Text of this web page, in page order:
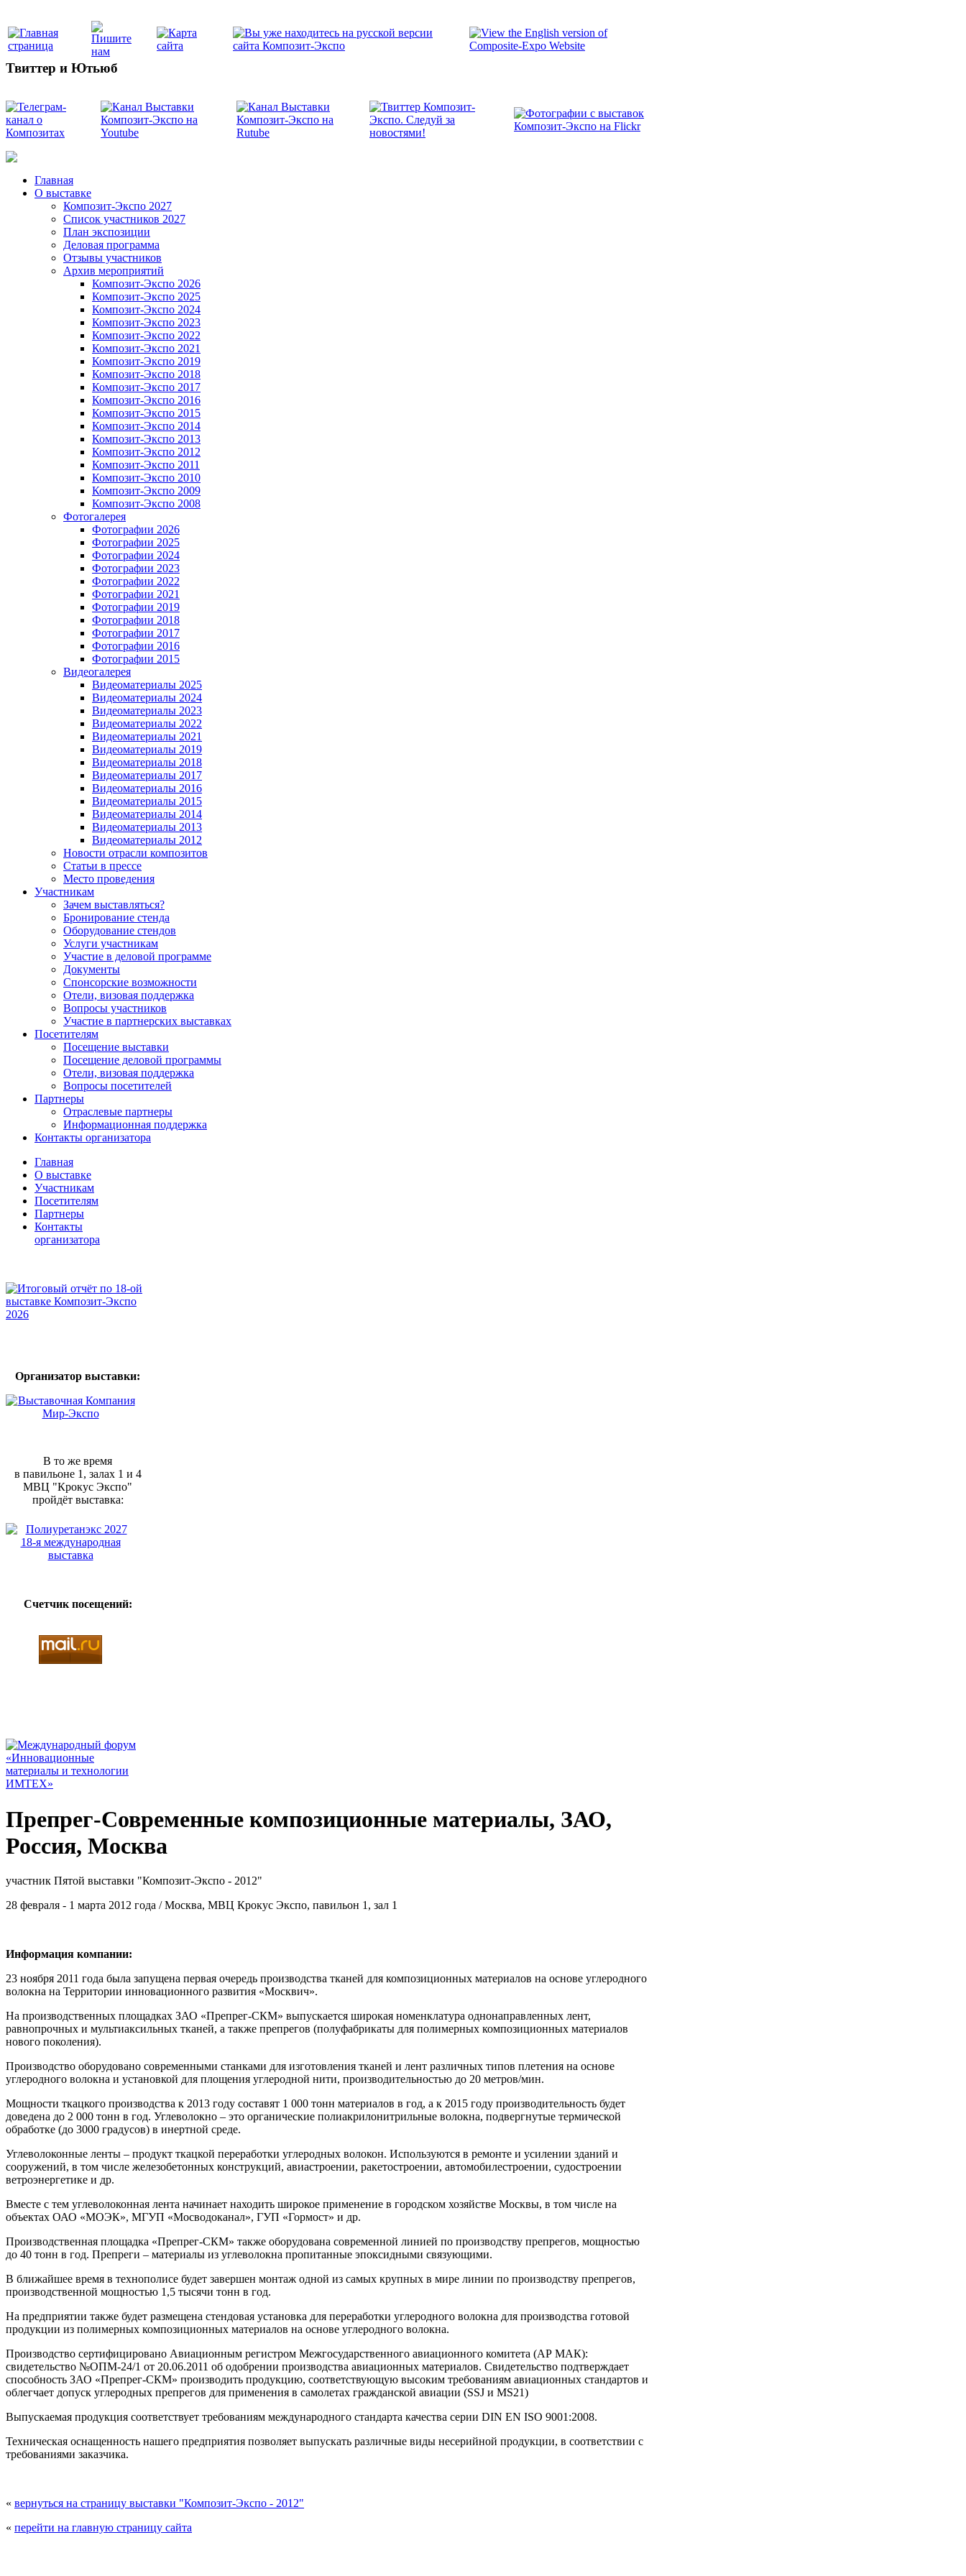
Твиттер и Ютьюб
Главная
О выставке
Композит-Экспо 2027
Список участников 2027
План экспозиции
Деловая программа
Отзывы участников
Архив мероприятий
Композит-Экспо 2026
Композит-Экспо 2025
Композит-Экспо 2024
Композит-Экспо 2023
Композит-Экспо 2022
Композит-Экспо 2021
Композит-Экспо 2019
Композит-Экспо 2018
Композит-Экспо 2017
Композит-Экспо 2016
Композит-Экспо 2015
Композит-Экспо 2014
Композит-Экспо 2013
Композит-Экспо 2012
Композит-Экспо 2011
Композит-Экспо 2010
Композит-Экспо 2009
Композит-Экспо 2008
Фотогалерея
Фотографии 2026
Фотографии 2025
Фотографии 2024
Фотографии 2023
Фотографии 2022
Фотографии 2021
Фотографии 2019
Фотографии 2018
Фотографии 2017
Фотографии 2016
Фотографии 2015
Видеогалерея
Видеоматериалы 2025
Видеоматериалы 2024
Видеоматериалы 2023
Видеоматериалы 2022
Видеоматериалы 2021
Видеоматериалы 2019
Видеоматериалы 2018
Видеоматериалы 2017
Видеоматериалы 2016
Видеоматериалы 2015
Видеоматериалы 2014
Видеоматериалы 2013
Видеоматериалы 2012
Новости отрасли композитов
Статьи в прессе
Место проведения
Участникам
Зачем выставляться?
Бронирование стенда
Оборудование стендов
Услуги участникам
Участие в деловой программе
Документы
Спонсорские возможности
Отели, визовая поддержка
Вопросы участников
Участие в партнерских выставках
Посетителям
Посещение выставки
Посещение деловой программы
Отели, визовая поддержка
Вопросы посетителей
Партнеры
Отраслевые партнеры
Информационная поддержка
Контакты организатора
Главная
О выставке
Участникам
Посетителям
Партнеры
Контакты
организатора
Организатор выставки:
В то же время
в павильоне 1, залах 1 и 4
МВЦ "Крокус Экспо"
пройдёт выставка:
Счетчик посещений:
Препрег-Современные композиционные материалы, ЗАО,
Россия, Москва
участник Пятой выставки "Композит-Экспо - 2012"
28 февраля - 1 марта 2012 года / Москва, МВЦ Крокус Экспо, павильон 1, зал 1
Информация компании:
23 ноября 2011 года была запущена первая очередь производства тканей для композиционных материалов на основе углеродного
волокна на Территории инновационного развития «Москвич».
На производственных площадках ЗАО «Препрег-СКМ» выпускается широкая номенклатура однонаправленных лент,
равнопрочных и мультиаксильных тканей, а также препрегов (полуфабрикаты для полимерных композиционных материалов
нового поколения).
Производство оборудовано современными станками для изготовления тканей и лент различных типов плетения на основе
углеродного волокна и установкой для площения углеродной нити, производительностью до 20 метров/мин.
Мощности ткацкого производства к 2013 году составят 1 000 тонн материалов в год, а к 2015 году производительность будет
доведена до 2 000 тонн в год. Углеволокно – это органические полиакрилонитрильные волокна, подвергнутые термической
обработке (до 3000 градусов) в инертной среде.
Углеволоконные ленты – продукт ткацкой переработки углеродных волокон. Используются в ремонте и усилении зданий и
сооружений, в том числе железобетонных конструкций, авиастроении, ракетостроении, автомобилестроении, судостроении
ветроэнергетике и др.
Вместе с тем углеволоконная лента начинает находить широкое применение в городском хозяйстве Москвы, в том числе на
объектах ОАО «МОЭК», МГУП «Мосводоканал», ГУП «Гормост» и др.
Производственная площадка «Препрег-CКМ» также оборудована современной линией по производству препрегов, мощностью
до 40 тонн в год. Препреги – материалы из углеволокна пропитанные эпоксидными связующими.
В ближайшее время в технополисе будет завершен монтаж одной из самых крупных в мире линии по производству препрегов,
производственной мощностью 1,5 тысячи тонн в год.
На предприятии также будет размещена стендовая установка для переработки углеродного волокна для производства готовой
продукции из полимерных композиционных материалов на основе углеродного волокна.
Производство сертифицировано Авиационным регистром Межгосударственного авиационного комитета (АР МАК):
свидетельство №ОПМ-24/1 от 20.06.2011 об одобрении производства авиационных материалов. Свидетельство подтверждает
способность ЗАО «Препрег-СКМ» производить продукцию, соответствующую высоким требованиям авиационных стандартов и
облегчает допуск углеродных препрегов для применения в самолетах гражданской авиации (SSJ и MS21)
Выпускаемая продукция соответствует требованиям международного стандарта качества серии DIN EN ISO 9001:2008.
Техническая оснащенность нашего предприятия позволяет выпускать различные виды несерийной продукции, в соответствии с
требованиями заказчика.
« вернуться на страницу выставки "Композит-Экспо - 2012"
« перейти на главную страницу сайта